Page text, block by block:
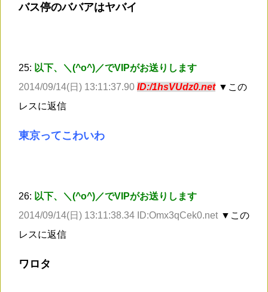
バス停のババアはヤバイ
25: 以下、＼(^o^)／でVIPがお送りします
2014/09/14(日) 13:11:37.90 ID:/1hsVUdz0.net ▼この
レスに返信
東京ってこわいわ
26: 以下、＼(^o^)／でVIPがお送りします
2014/09/14(日) 13:11:38.34 ID:Omx3qCek0.net ▼この
レスに返信
ワロタ